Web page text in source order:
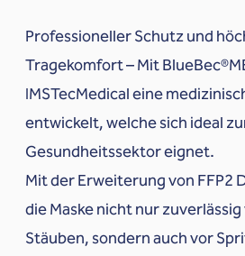
Professioneller Schutz und
Tragekomfort – Mit
IMSTecMedical eine
entwickelt, welche sich ideal
Gesundheitssektor eignet.
Mit der Erweiterung von FFP2
die Maske nicht nur
Stäuben, sondern auch vor